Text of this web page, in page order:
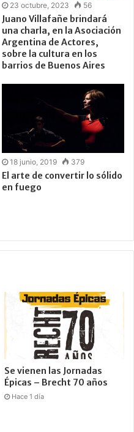
23 octubre, 2023 56
Juano Villafañe brindará
una charla, en la Asociación
Argentina de Actores,
sobre la cultura en los
barrios de Buenos Aires
18 junio, 2019 379
El arte de convertir lo sólido
en fuego
Se vienen las Jornadas
Épicas – Brecht 70 años
Hace 1 día